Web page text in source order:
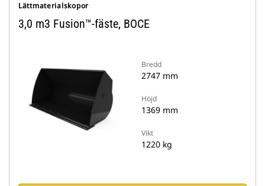
Lättmaterialskopor
3,0 m3 Fusion™-fäste, BOCE
Bredd
2747 mm
Höjd
1369 mm
Vikt
1220 kg